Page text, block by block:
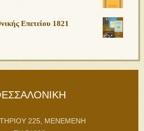
Επετείου 1821
225, ΜΕΝΕΜΕΝΗ